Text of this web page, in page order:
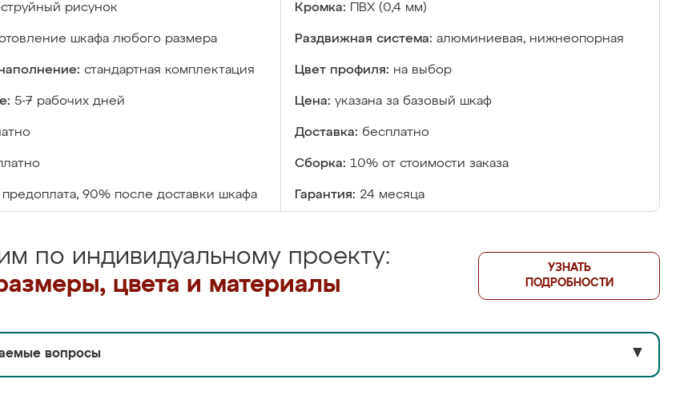
рисунок Кромка: ПВХ (0,4 мм)
шкафа любого размера Раздвижная система: алюминиевая, нижнеопорная
стандартная комплектация Цвет профиля: на выбор
5-7 рабочих дней Цена: указана за базовый шкаф
Доставка: бесплатно
Сборка: 10% от стоимости заказа
90% после доставки шкафа Гарантия: 24 месяца
по индивидуальному проекту:
цвета и материалы
УЗНАТЬ
ПОДРОБНОСТИ
вопросы ▼